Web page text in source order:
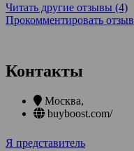
Читать другие отзывы (4)
Прокомментировать отзыв
Контакты
Москва,
buyboost.com/
Я представитель